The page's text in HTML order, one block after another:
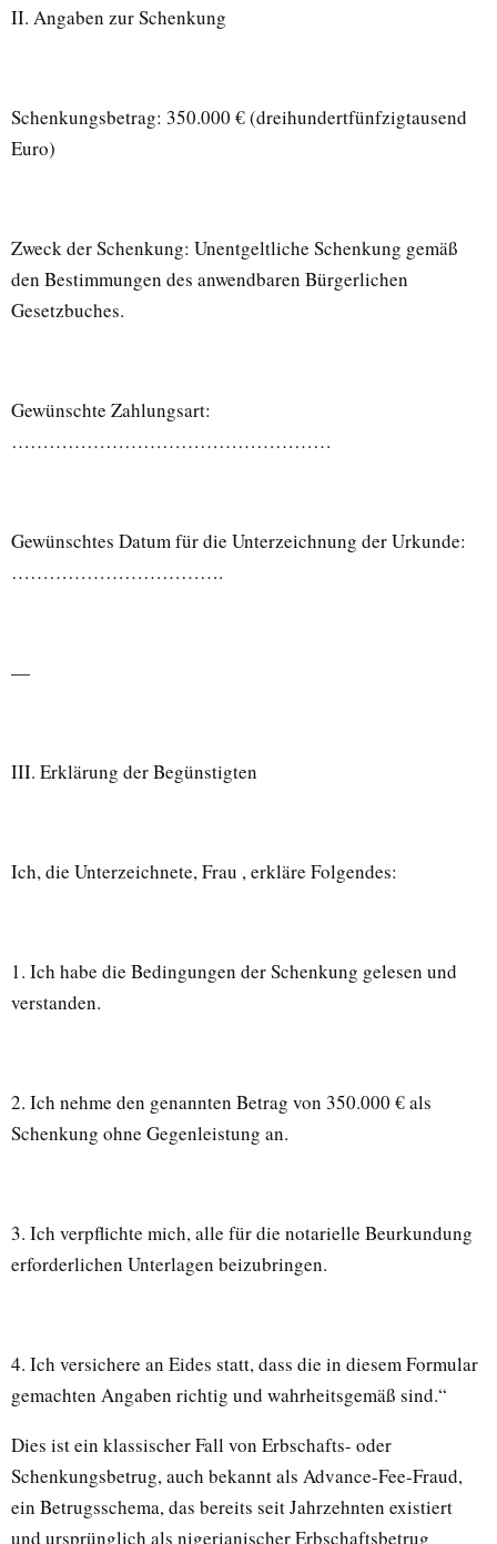
II. Angaben zur Schenkung
Schenkungsbetrag: 350.000 € (dreihundertfünfzigtausend
Euro)
Zweck der Schenkung: Unentgeltliche Schenkung gemäß
den Bestimmungen des anwendbaren Bürgerlichen
Gesetzbuches.
Gewünschte Zahlungsart:
……………………………………………
Gewünschtes Datum für die Unterzeichnung der Urkunde:
…………………………….
—
III. Erklärung der Begünstigten
Ich, die Unterzeichnete, Frau , erkläre Folgendes:
1. Ich habe die Bedingungen der Schenkung gelesen und
verstanden.
2. Ich nehme den genannten Betrag von 350.000 € als
Schenkung ohne Gegenleistung an.
3. Ich verpflichte mich, alle für die notarielle Beurkundung
erforderlichen Unterlagen beizubringen.
4. Ich versichere an Eides statt, dass die in diesem Formular
gemachten Angaben richtig und wahrheitsgemäß sind.“
Dies ist ein klassischer Fall von Erbschafts- oder
Schenkungsbetrug, auch bekannt als Advance-Fee-Fraud,
ein Betrugsschema, das bereits seit Jahrzehnten existiert
und ursprünglich als nigerianischer Erbschaftsbetrug